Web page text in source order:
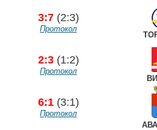
3:7 (2:3)
Протокол
2:3 (1:2)
Протокол
6:1 (3:1)
Протокол